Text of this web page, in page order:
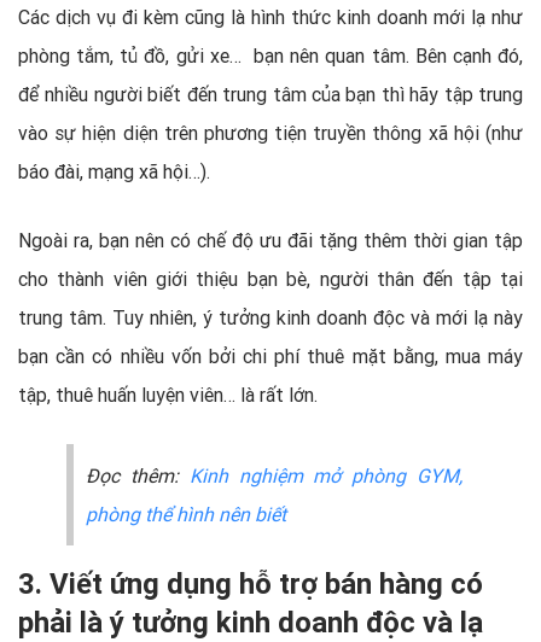
Các dịch vụ đi kèm cũng là hình thức kinh doanh mới lạ như
phòng tắm, tủ đồ, gửi xe… bạn nên quan tâm. Bên cạnh đó,
để nhiều người biết đến trung tâm của bạn thì hãy tập trung
vào sự hiện diện trên phương tiện truyền thông xã hội (như
báo đài, mạng xã hội…).
Ngoài ra, bạn nên có chế độ ưu đãi tặng thêm thời gian tập
cho thành viên giới thiệu bạn bè, người thân đến tập tại
trung tâm. Tuy nhiên, ý tưởng kinh doanh độc và mới lạ này
bạn cần có nhiều vốn bởi chi phí thuê mặt bằng, mua máy
tập, thuê huấn luyện viên… là rất lớn.
Đọc thêm: Kinh nghiệm mở phòng GYM,
phòng thể hình nên biết
3. Viết ứng dụng hỗ trợ bán hàng có
phải là ý tưởng kinh doanh độc và lạ